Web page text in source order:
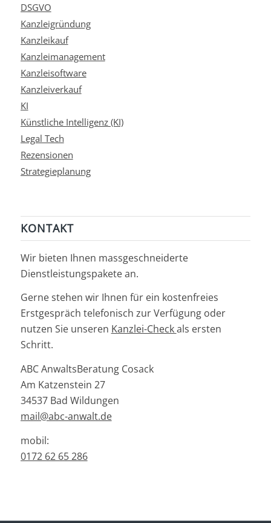
DSGVO
Kanzleigründung
Kanzleikauf
Kanzleimanagement
Kanzleisoftware
Kanzleiverkauf
KI
Künstliche Intelligenz (KI)
Legal Tech
Rezensionen
Strategieplanung
KONTAKT
Wir bieten Ihnen massgeschneiderte
Dienstleistungspakete an.
Gerne stehen wir Ihnen für ein kostenfreies
Erstgespräch telefonisch zur Verfügung oder
nutzen Sie unseren Kanzlei-Checkals ersten
Schritt.
ABC AnwaltsBeratung Cosack
Am Katzenstein 27
34537 Bad Wildungen
mail@abc-anwalt.de
mobil:
0172 62 65 286